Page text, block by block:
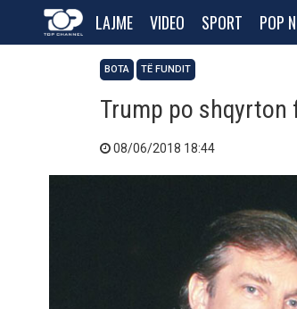
LAJME VIDEO SPORT POP
BOTA TË FUNDIT
Trump po shqyrton
08/06/2018 18:44